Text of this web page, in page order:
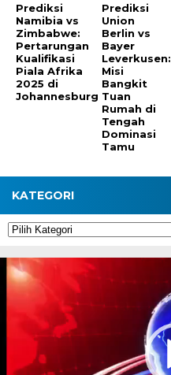
Prediksi
Namibia vs
Zimbabwe:
Pertarungan
Kualifikasi
Piala Afrika
2025 di
Johannesburg
Prediksi
Union
Berlin vs
Bayer
Leverkusen:
Misi
Bangkit
Tuan
Rumah di
Tengah
Dominasi
Tamu
KATEGORI
Kategori
Pemutar
Video